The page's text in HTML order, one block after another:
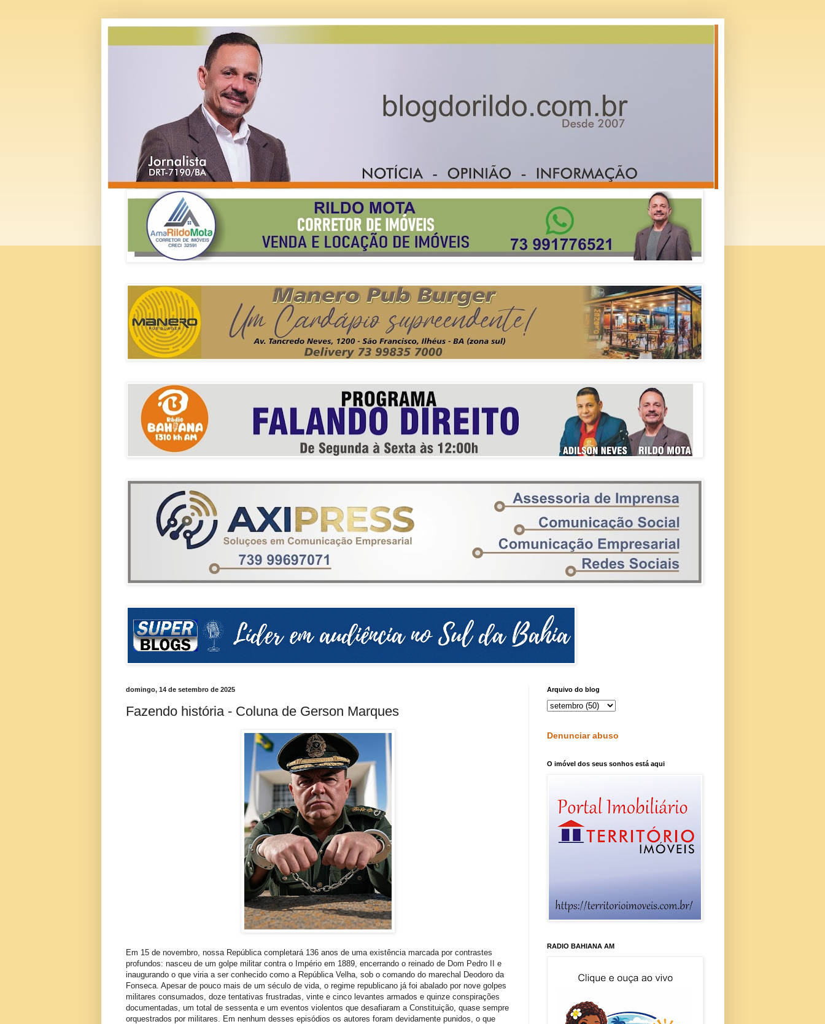
domingo, 14 de setembro de 2025
Fazendo história - Coluna de Gerson Marques
Em 15 de novembro, nossa República completará 136 anos de uma existência marcada por contrastes
profundos: nasceu de um golpe militar contra o Império em 1889, encerrando o reinado de Dom Pedro II e
inaugurando o que viria a ser conhecido como a República Velha, sob o comando do marechal Deodoro da
Fonseca. Apesar de pouco mais de um século de vida, o regime republicano já foi abalado por nove golpes
militares consumados, doze tentativas frustradas, vinte e cinco levantes armados e quinze conspirações
documentadas, um total de sessenta e um eventos violentos que desafiaram a Constituição, quase sempre
orquestrados por militares. Em nenhum desses episódios os autores foram devidamente punidos, o que
Arquivo do blog
Denunciar abuso
O imóvel dos seus sonhos está aqui
RADIO BAHIANA AM